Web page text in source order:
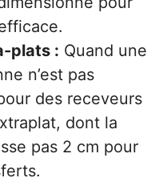
plats : Quand une
n’est pas
des receveurs
dont la
pas 2 cm pour